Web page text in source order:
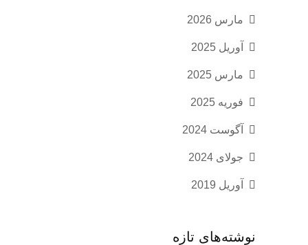
مارس 2026
آوریل 2025
مارس 2025
فوریه 2025
آگوست 2024
جولای 2024
آوریل 2019
نوشته‌های تازه